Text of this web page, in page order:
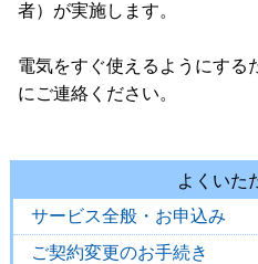
者）が実施します。
電気をすぐ使えるようにする
にご連絡ください。
よくいた
サービス全般・お申込み
ご契約変更のお手続き